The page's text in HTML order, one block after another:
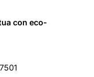
con eco-